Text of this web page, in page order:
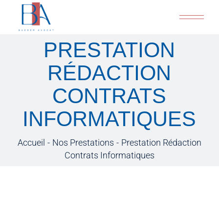
PRESTATION
RÉDACTION
CONTRATS
INFORMATIQUES
Accueil Nos Prestations
Prestation Rédaction
Contrats Informatiques